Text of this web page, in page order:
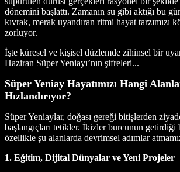
dönemini başlattı. Zamanın su gibi aktığı bu
kıvrak, merak uyandıran ritmi hayat tarzımızı
zorluyor.
İşte küresel ve kişisel düzlemde zihinsel bir
Haziran Süper Yeniayı’nın şifreleri...
Süper Yeniay Hayatımızı Hangi
Hızlandırıyor?
Süper Yeniaylar, doğası gereği bitişlerden
başlangıçları tetikler. İkizler burcunun getirdiği
özellikle şu alanlarda devrimsel adımlar
1. Eğitim, Dijital Dünyalar ve Yeni Projeler